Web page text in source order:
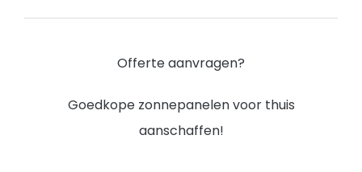
Offerte aanvragen?
Goedkope zonnepanelen voor thuis
aanschaffen!